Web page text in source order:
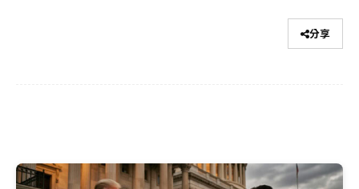
分享